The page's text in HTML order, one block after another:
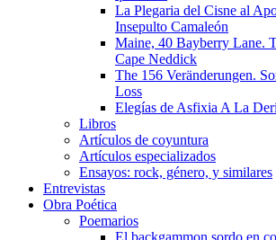
La Plegaria del Cisne al
Insepulto Camaleón
Maine, 40 Bayberry Lane.
Cape Neddick
The 156 Veränderungen.
Loss
Elegías de Asfixia A La
Libros
Artículos de coyuntura
Artículos especializados
Ensayos: rock, género, y similares
Entrevistas
Obra Poética
Poemarios
El backgammon sordo en